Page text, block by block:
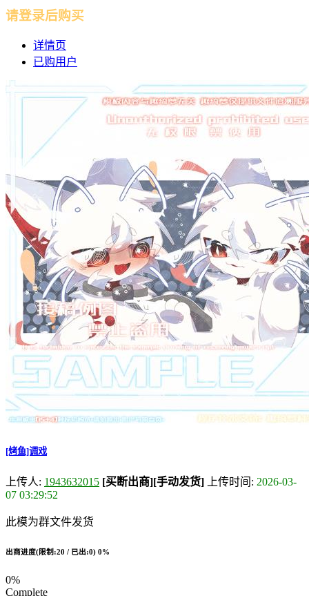
请登录后购买
详情页
已购用户
[烤鱼]调戏
上传人: 1943632015 [买断出商][手动发货] 上传时间: 2026-03-
07 03:29:52
此模为群文件发货
出商进度(限制:20 / 已出:0) 0%
0%
Complete